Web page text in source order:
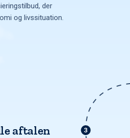
der
og livssituation.
aftalen